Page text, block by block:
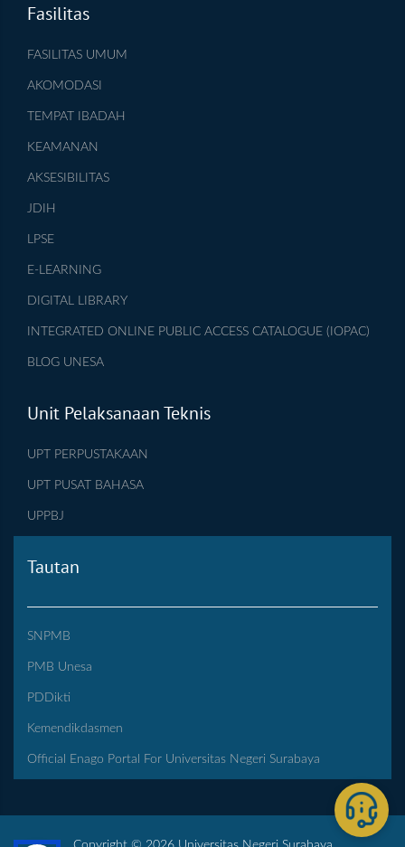
Fasilitas
FASILITAS UMUM
AKOMODASI
TEMPAT IBADAH
KEAMANAN
AKSESIBILITAS
JDIH
LPSE
E-LEARNING
DIGITAL LIBRARY
INTEGRATED ONLINE PUBLIC ACCESS CATALOGUE (IOPAC)
BLOG UNESA
Unit Pelaksanaan Teknis
UPT PERPUSTAKAAN
UPT PUSAT BAHASA
UPPBJ
Tautan
SNPMB
PMB Unesa
PDDikti
Kemendikdasmen
Official Enago Portal For Universitas Negeri Surabaya